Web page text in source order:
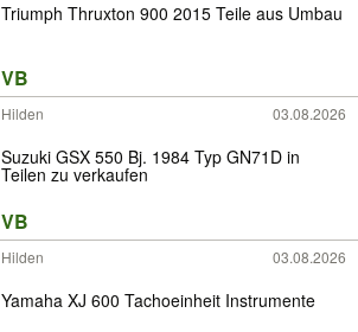
Triumph Thruxton 900 2015 Teile aus Umbau
VB
Hilden 03.08.2026
Suzuki GSX 550 Bj. 1984 Typ GN71D in
Teilen zu verkaufen
VB
Hilden 03.08.2026
Yamaha XJ 600 Tachoeinheit Instrumente